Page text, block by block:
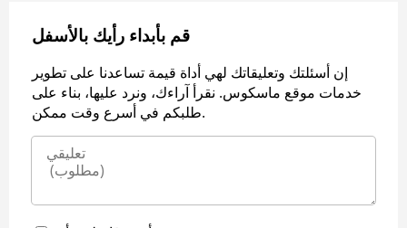
قم بأبداء رأيك بالأسفل
إن أسئلتك وتعليقاتك لهي أداة قيمة تساعدنا على تطوير
خدمات موقع ماسكوس. نقرأ آراءك، ونرد عليها، بناء على
طلبكم في أسرع وقت ممكن.